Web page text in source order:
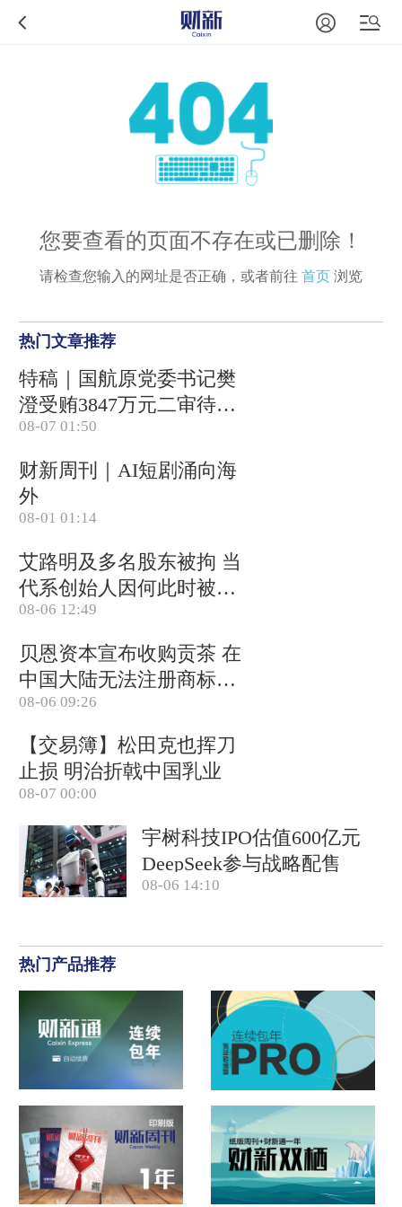
您要查看的页面不存在或已删除！
请检查您输入的网址是否正确，或者前往 首页 浏览
热门文章推荐
特稿｜国航原党委书记樊
澄受贿3847万元二审待宣
判 否认大多数指控
08-07 01:50
财新周刊｜AI短剧涌向海
外
08-01 01:14
艾路明及多名股东被拘 当
代系创始人因何此时被清
算
08-06 12:49
贝恩资本宣布收购贡茶 在
中国大陆无法注册商标后
退出市场
08-06 09:26
【交易簿】松田克也挥刀
止损 明治折戟中国乳业
08-07 00:00
宇树科技IPO估值600亿元
DeepSeek参与战略配售
08-06 14:10
热门产品推荐